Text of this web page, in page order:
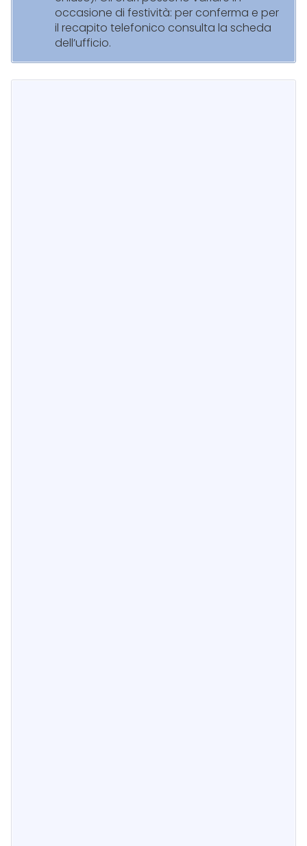
occasione di festività: per conferma e per
il recapito telefonico consulta la scheda
dell’ufficio.